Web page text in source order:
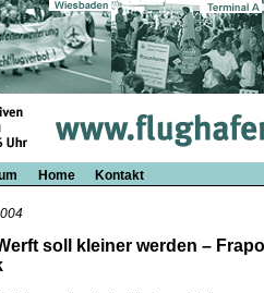
Home
Kontakt
soll kleiner werden –